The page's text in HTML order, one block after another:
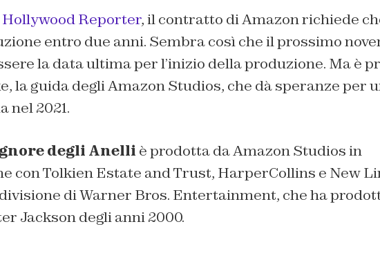
Hollywood Reporter, il contratto di Amazon richiede
entro due anni. Sembra così che il prossimo
la data ultima per l’inizio della produzione. Ma è
la guida degli Amazon Studios, che dà speranze per
nel 2021.
degli Anelli è prodotta da Amazon Studios in
con Tolkien Estate and Trust, HarperCollins e New
di Warner Bros. Entertainment, che ha
Jackson degli anni 2000.